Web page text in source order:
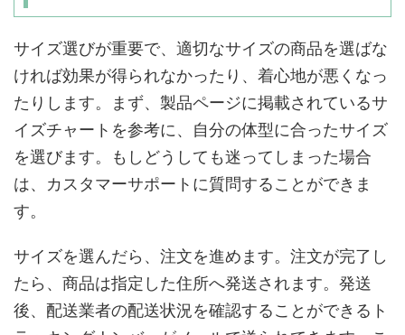
サイズ選びが重要で、適切なサイズの商品を選ばな
ければ効果が得られなかったり、着心地が悪くなっ
たりします。まず、製品ページに掲載されているサ
イズチャートを参考に、自分の体型に合ったサイズ
を選びます。もしどうしても迷ってしまった場合
は、カスタマーサポートに質問することができま
す。
サイズを選んだら、注文を進めます。注文が完了し
たら、商品は指定した住所へ発送されます。発送
後、配送業者の配送状況を確認することができるト